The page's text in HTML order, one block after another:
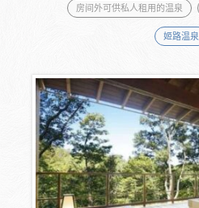
房间外可供私人租用的温泉
姬路温泉